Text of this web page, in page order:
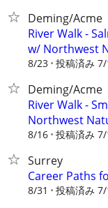
Deming/Acme
River Walk -
w/ Northwest
8/23 投稿済み
Deming/Acme
River Walk -
Northwest
8/16 投稿済み
Surrey
Career Paths
8/31 投稿済み